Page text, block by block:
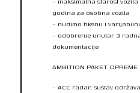
godina za osobna vozila
– nudimo fiksnu i
– odobrenje unutar 3
dokumentacije
AMBITION PAKET OPREME !
– ACC radar, sustav